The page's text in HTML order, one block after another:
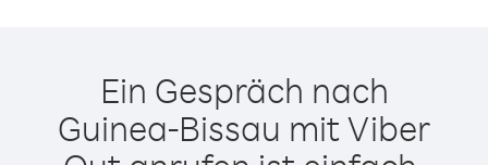
Ein Gespräch nach
Guinea-Bissau mit Viber